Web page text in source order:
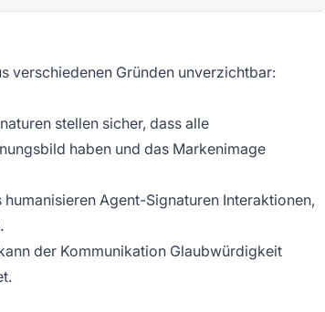
verschiedenen Gründen unverzichtbar:
stellen sicher, dass alle
haben und das Markenimage
Agent-Signaturen Interaktionen,
der Kommunikation Glaubwürdigkeit